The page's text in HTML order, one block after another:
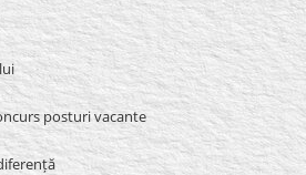
posturi vacante